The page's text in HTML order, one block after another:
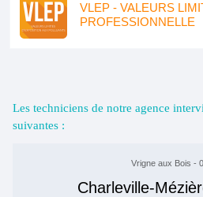
VLEP - VALEURS
PROFESSIONNELLE
Les techniciens de notre agence
suivantes :
Vrigne aux Bois -
Charleville-